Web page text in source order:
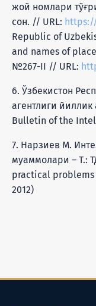
жой номлари
сон. // URL:
Republic of
and names of
№267-II // URL:
6. Ўзбекистон
агентлиги йиллик
Bulletin of the
7. Нарзиев М.
муаммолари – Т.:
practical problems
2012)